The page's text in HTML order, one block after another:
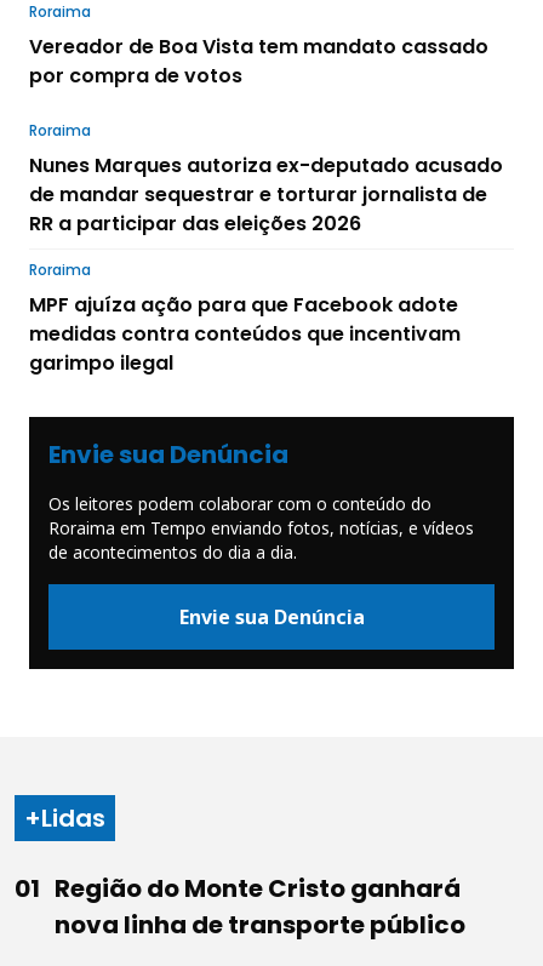
Roraima
Vereador de Boa Vista tem mandato cassado
por compra de votos
Roraima
Nunes Marques autoriza ex-deputado acusado
de mandar sequestrar e torturar jornalista de
RR a participar das eleições 2026
Roraima
MPF ajuíza ação para que Facebook adote
medidas contra conteúdos que incentivam
garimpo ilegal
Envie sua Denúncia
Os leitores podem colaborar com o conteúdo do
Roraima em Tempo enviando fotos, notícias, e vídeos
de acontecimentos do dia a dia.
Envie sua Denúncia
+Lidas
Região do Monte Cristo ganhará
nova linha de transporte público